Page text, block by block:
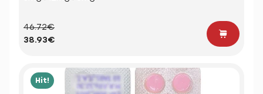
46.72€
38.93€
Hit!